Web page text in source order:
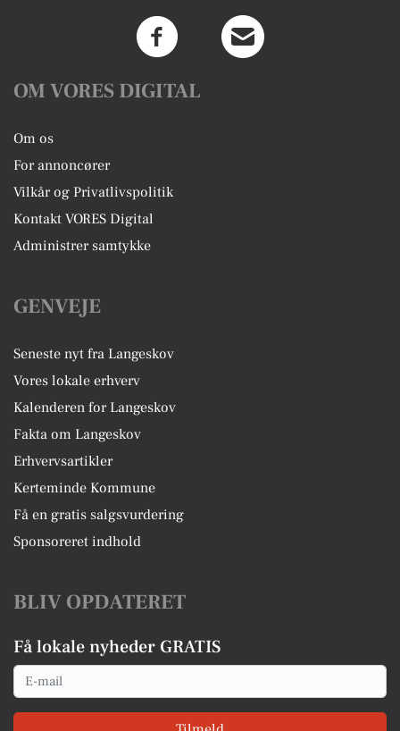
OM VORES DIGITAL
Om os
For annoncører
Vilkår og Privatlivspolitik
Kontakt VORES Digital
Administrer samtykke
GENVEJE
Seneste nyt fra Langeskov
Vores lokale erhverv
Kalenderen for Langeskov
Fakta om Langeskov
Erhvervsartikler
Kerteminde Kommune
Få en gratis salgsvurdering
Sponsoreret indhold
BLIV OPDATERET
Få lokale nyheder GRATIS
Email